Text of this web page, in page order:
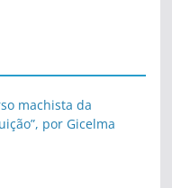
machista da
por Gicelma